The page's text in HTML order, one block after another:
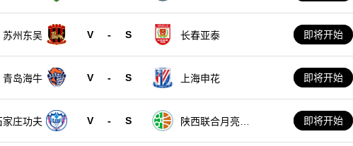
尔斯
苏州东吴 V - S 长春亚泰 即将开始
青岛海牛 V - S 上海申花 即将开始
家庄功夫 V - S
陕西联合月亮泊
即将开始